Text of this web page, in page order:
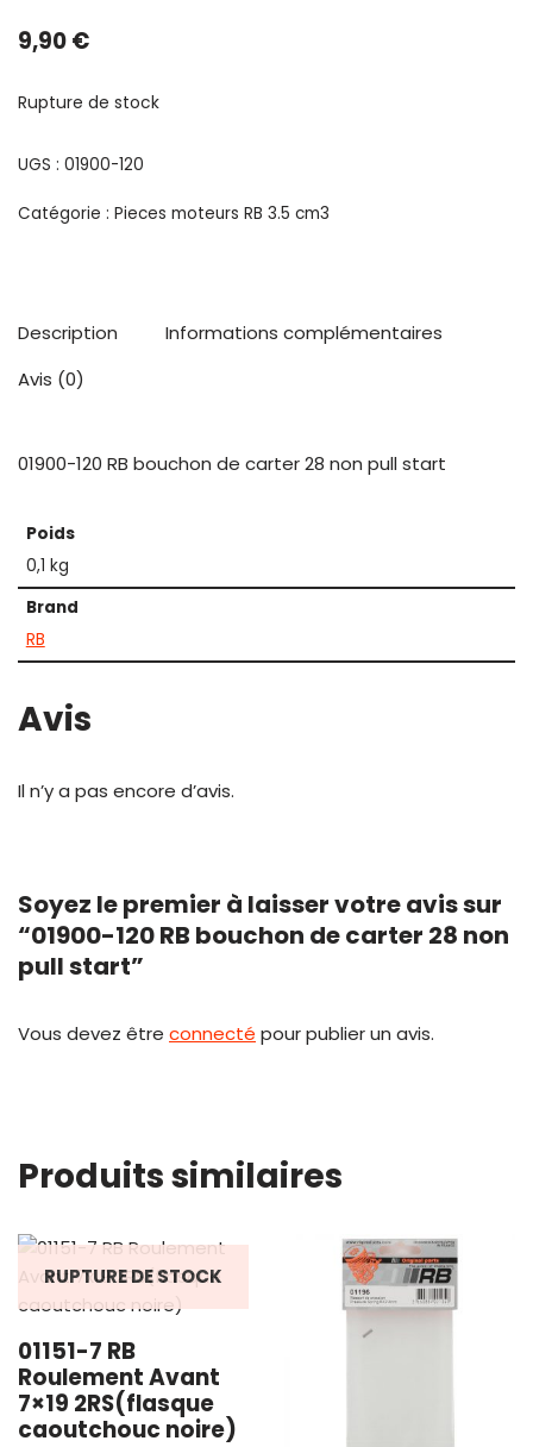
9,90€
Rupture de stock
UGS : 01900-120
Catégorie : Pieces moteurs RB 3.5 cm3
Description
Informations complémentaires
Avis (0)
01900-120 RB bouchon de carter 28 non pull start
Poids
0,1 kg
Brand
RB
Avis
Il n’y a pas encore d’avis.
Soyez le premier à laisser votre avis sur
“01900-120 RB bouchon de carter 28 non
pull start”
Vous devez être connecté pour publier un avis.
Produits similaires
RUPTURE DE STOCK
01151-7 RB
Roulement Avant
7×19 2RS(flasque
caoutchouc noire)